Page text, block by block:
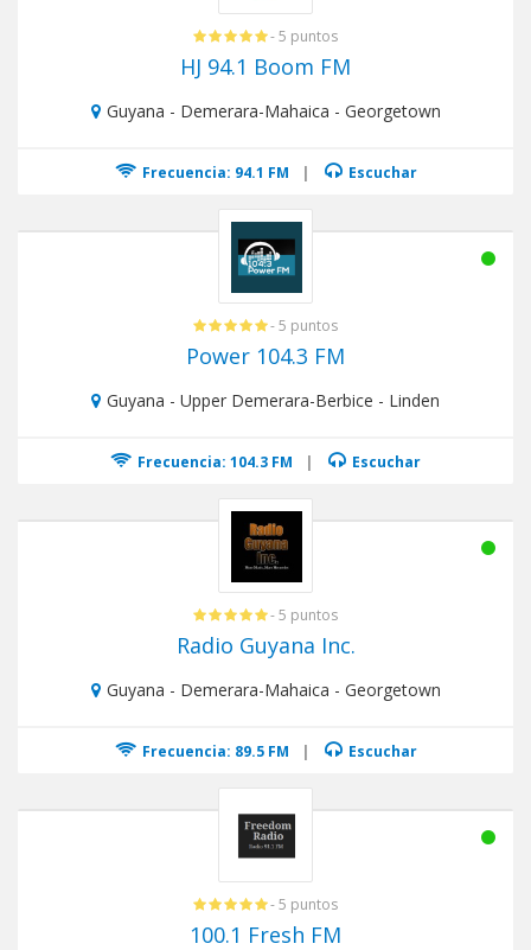
- 5 puntos
HJ 94.1 Boom FM
Guyana - Demerara-Mahaica - Georgetown
Frecuencia: 94.1 FM | Escuchar
- 5 puntos
Power 104.3 FM
Guyana - Upper Demerara-Berbice - Linden
Frecuencia: 104.3 FM | Escuchar
- 5 puntos
Radio Guyana Inc.
Guyana - Demerara-Mahaica - Georgetown
Frecuencia: 89.5 FM | Escuchar
- 5 puntos
100.1 Fresh FM